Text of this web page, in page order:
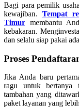
Bagi para pemilik
kewajiban. Tempat
Timur membantu
kebakaran.
dan selalu siap pakai
Proses
Jika Anda baru
ragu untuk bertanya
tambahan yang
paket layanan yang